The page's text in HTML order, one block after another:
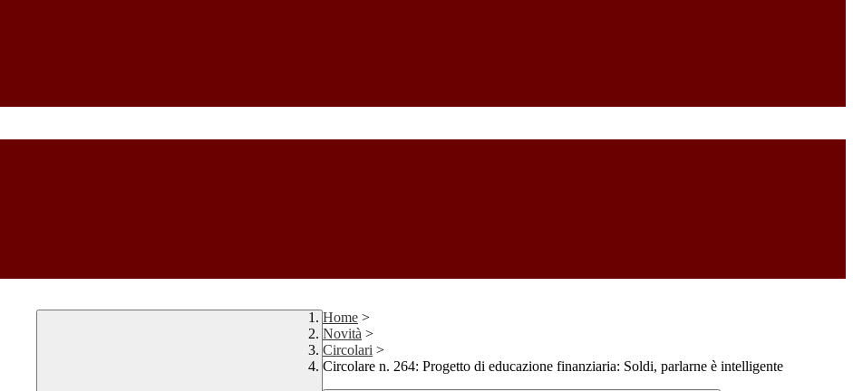
Home >
Novità >
Circolari >
Circolare n. 264: Progetto di educazione finanziaria: Soldi, parlarne è intelligente